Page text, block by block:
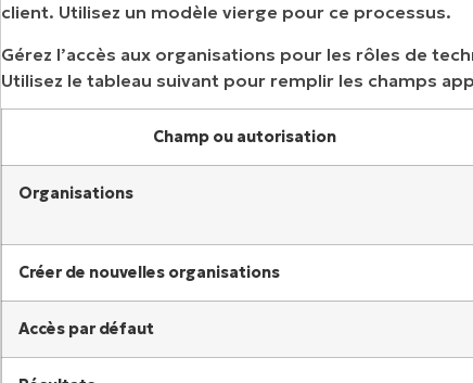
client. Utilisez un modèle vierge pour ce processus.
Gérez l’accès aux organisations pour les rôles de
Utilisez le tableau suivant pour remplir les champs
Champ ou autorisation
Organisations
Créer de nouvelles organisations
Accès par défaut